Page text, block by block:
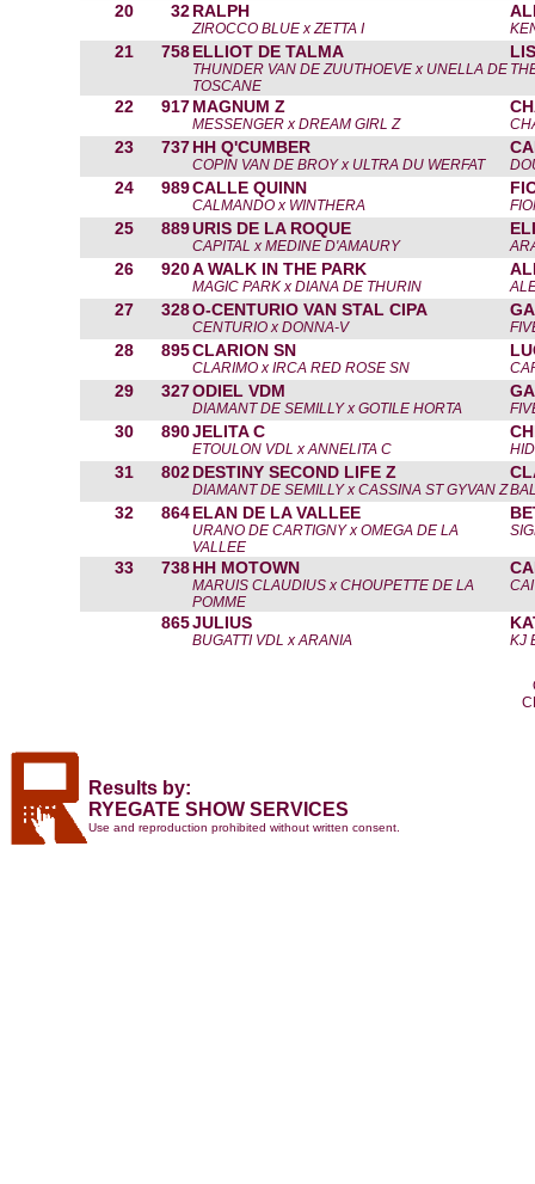
20 32RALPH
ZIROCCO BLUE x ZETTA I
21 758ELLIOT DE TALMA
THUNDER VAN DE ZUUTHOEVE x UNELLA DE
TOSCANE
22 917MAGNUM Z
MESSENGER x DREAM GIRL Z
23 737HH Q'CUMBER
COPIN VAN DE BROY x ULTRA DU WERFAT
24 989CALLE QUINN
CALMANDO x WINTHERA
25 889URIS DE LA ROQUE
CAPITAL x MEDINE D'AMAURY
26 920A WALK IN THE PARK
MAGIC PARK x DIANA DE THURIN
27 328O-CENTURIO VAN STAL CIPA
CENTURIO x DONNA-V
28 895CLARION SN
CLARIMO x IRCA RED ROSE SN
29 327ODIEL VDM
DIAMANT DE SEMILLY x GOTILE HORTA
30 890JELITA C
ETOULON VDL x ANNELITA C
31 802DESTINY SECOND LIFE Z
DIAMANT DE SEMILLY x CASSINA ST GYVAN Z
32 864ELAN DE LA VALLEE
URANO DE CARTIGNY x OMEGA DE LA
VALLEE
33 738HH MOTOWN
MARUIS CLAUDIUS x CHOUPETTE DE LA
POMME
865JULIUS
BUGATTI VDL x ARANIA KJ
Results by:
RYEGATE SHOW SERVICES
Use and reproduction prohibited without written consent.